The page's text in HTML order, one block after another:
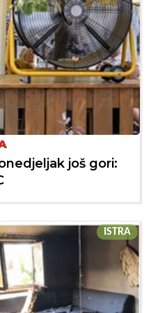
još gori:
ISTRA